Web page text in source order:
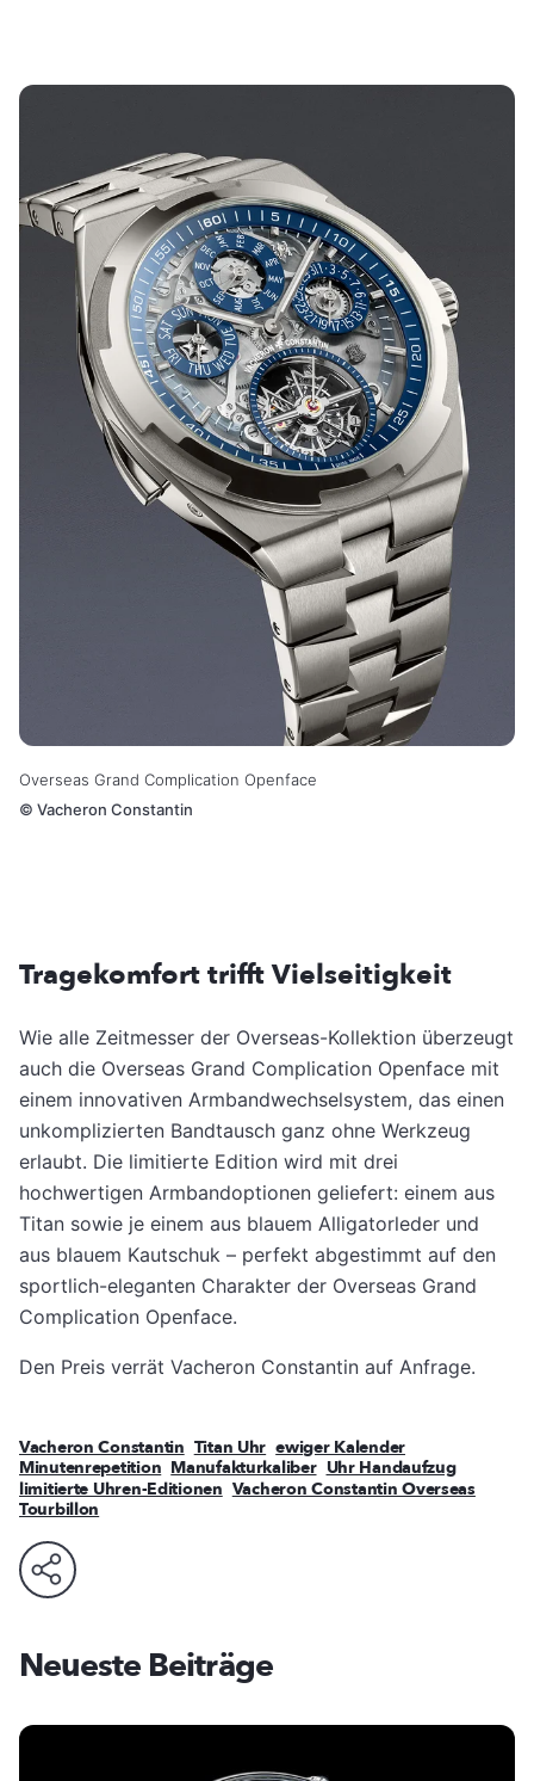
Overseas Grand Complication Openface
© Vacheron Constantin
Tragekomfort trifft Vielseitigkeit
Wie alle Zeitmesser der Overseas-Kollektion überzeugt
auch die Overseas Grand Complication Openface mit
einem innovativen Armbandwechselsystem, das einen
unkomplizierten Bandtausch ganz ohne Werkzeug
erlaubt. Die limitierte Edition wird mit drei
hochwertigen Armbandoptionen geliefert: einem aus
Titan sowie je einem aus blauem Alligatorleder und
aus blauem Kautschuk – perfekt abgestimmt auf den
sportlich-eleganten Charakter der Overseas Grand
Complication Openface.
Den Preis verrät Vacheron Constantin auf Anfrage.
Vacheron Constantin Titan Uhr ewiger Kalender
Minutenrepetition Manufakturkaliber Uhr Handaufzug
limitierte Uhren-Editionen Vacheron Constantin Overseas
Tourbillon
Neueste Beiträge